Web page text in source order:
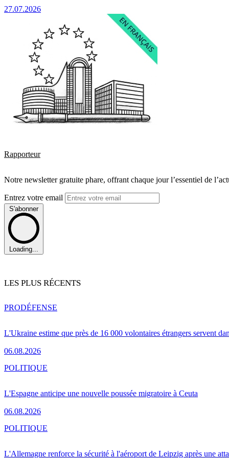
27.07.2026
Rapporteur
Notre newsletter gratuite phare, offrant chaque jour l’essentiel de
Entrez votre email
S'abonner
Loading...
LES PLUS RÉCENTS
L'Ukraine estime que près de 16 000 volontaires étrangers servent
06.08.2026
PRODÉFENSE
L'Espagne anticipe une nouvelle poussée migratoire à Ceuta
06.08.2026
POLITIQUE
L'Allemagne renforce la sécurité à l'aéroport de Leipzig après une
POLITIQUE